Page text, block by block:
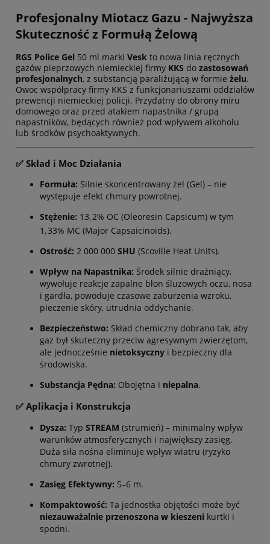
Profesjonalny Miotacz Gazu - Najwyższa
Skuteczność z Formułą Żelową
RGS Police Gel 50 ml marki Vesk to nowa linia ręcznych
gazów pieprzowych niemieckiej firmy KKS do zastosowań
profesjonalnych, z substancją paraliżującą w formie żelu.
Owoc współpracy firmy KKS z funkcjonariuszami oddziałów
prewencji niemieckiej policji. Przydatny do obrony miru
domowego oraz przed atakiem napastnika / grupą
napastników, będących również pod wpływem alkoholu
lub środków psychoaktywnych.
✅ Skład i Moc Działania
Formuła: Silnie skoncentrowany żel (Gel) – nie
występuje efekt chmury powrotnej.
Stężenie: 13,2% OC (Oleoresin Capsicum) w tym
1 ,33% MC (Major Capsaicinoids).
Ostrość: 2 000 000 SHU (Scoville Heat Units).
Wpływ na Napastnika: Środek silnie drażniący,
wywołuje reakcje zapalne błon śluzowych oczu, nosa
i gardła, powoduje czasowe zaburzenia wzroku,
pieczenie skóry, utrudnia oddychanie.
Bezpieczeństwo: Skład chemiczny dobrano tak, aby
gaz był skuteczny przeciw agresywnym zwierzętom,
ale jednocześnie nietoksyczny i bezpieczny dla
środowiska.
Substancja Pędna: Obojętna i niepalna.
✅ Aplikacja i Konstrukcja
Dysza: Typ STREAM (strumień) – minimalny wpływ
warunków atmosferycznych i największy zasięg.
Duża siła nośna eliminuje wpływ wiatru (ryzyko
chmury zwrotnej).
Zasięg Efektywny: 5–6 m.
Kompaktowość: Ta jednostka objętości może być
niezauważalnie przenoszona w kieszeni kurtki i
spodni.